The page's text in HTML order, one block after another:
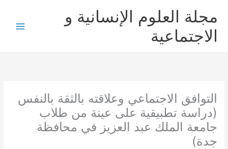
المحتوى
مجلة العلوم الإنسانية و
الاجتماعية
التوافق الاجتماعي وعلاقته بالثقة بالنفس
(دراسة تطبيقية على عينة من طلاب
جامعة الملك عبد العزيز في محافظة
جدة)